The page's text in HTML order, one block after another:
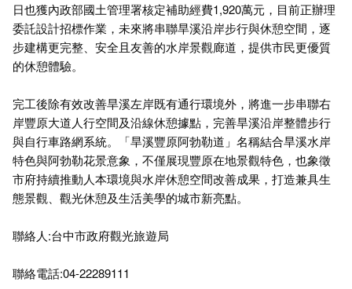
日也獲內政部國土管理署核定補助經費1,920萬元，目前正辦理
委託設計招標作業，未來將串聯旱溪沿岸步行與休憩空間，逐
步建構更完整、安全且友善的水岸景觀廊道，提供市民更優質
的休憩體驗。
完工後除有效改善旱溪左岸既有通行環境外，將進一步串聯右
岸豐原大道人行空間及沿線休憩據點，完善旱溪沿岸整體步行
與自行車路網系統。「旱溪豐原阿勃勒道」名稱結合旱溪水岸
特色與阿勃勒花景意象，不僅展現豐原在地景觀特色，也象徵
市府持續推動人本環境與水岸休憩空間改善成果，打造兼具生
態景觀、觀光休憩及生活美學的城市新亮點。
聯絡人:台中市政府觀光旅遊局
聯絡電話:04-22289111